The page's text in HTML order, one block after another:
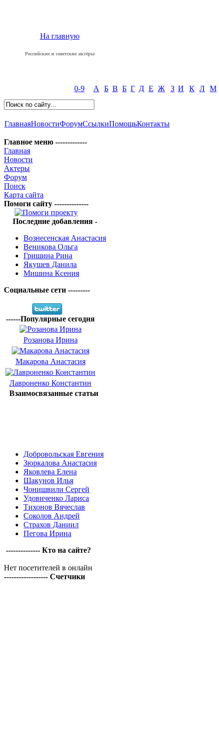
На главную
Российские и советские актёры
0-9 А Б В Б Г Д Е Ж З И К Л М
ГлавнаяНовостиФорумСсылкиПомощьКонтакты
Главное меню -------------
Главная
Новости
Актеры
Форум
Поиск
Карта сайта
Помоги сайту --------------
Последние добавления -
Вознесенская Анастасия
Веникова Ольга
Гришина Рина
Якушев Данила
Мишина Ксения
Социальные сети ---------
------Популярные сегодня
Розанова Ирина
Макарова Анастасия
Лавроненко Константин
Взаимосвязанные статьи
Добровольская Евгения
Зюркалова Анастасия
Яковлева Елена
Шакунов Илья
Чонишвили Сергей
Удовиченко Лариса
Тихонов Вячеслав
Соколов Андрей
Страхов Даниил
Пегова Ирина
-------------- Кто на сайте?
Нет посетителей в онлайн
------------------ Счетчики